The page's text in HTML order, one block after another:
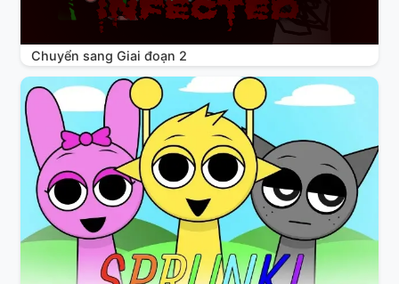
Chuyển sang Giai đoạn 2